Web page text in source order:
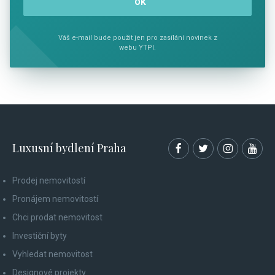
Váš e-mail bude použit jen pro zasílání novinek z
webu YTPI.
Luxusní bydlení Praha
Prodej nemovitostí
Pronájem nemovitostí
Chci prodat nemovitost
Investiční byty
Vyhledat nemovitost
Designové projekty